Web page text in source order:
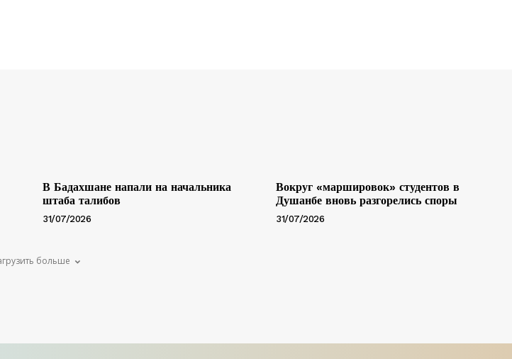
В Бадахшане напали на начальника
штаба талибов
31/07/2026
Вокруг «маршировок» студентов в
Душанбе вновь разгорелись споры
31/07/2026
больше